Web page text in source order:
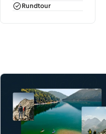
Rundtour